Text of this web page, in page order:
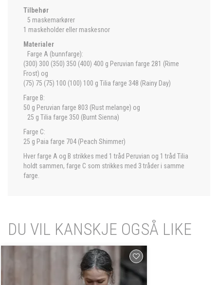
Tilbehør
5 maskemarkører
1 maskeholder eller maskesnor
Materialer
Farge A (bunnfarge):
(300) 300 (350) 350 (400) 400 g Peruvian farge 281 (Rime
Frost) og
(75) 75 (75) 100 (100) 100 g Tilia farge 348 (Rainy Day)
Farge B:
50 g Peruvian farge 803 (Rust melange) og
25 g Tilia farge 350 (Burnt Sienna)
Farge C:
25 g Paia farge 704 (Peach Shimmer)
Hver farge A og B strikkes med 1 tråd Peruvian og 1 tråd Tilia
holdt sammen, farge C som strikkes med 3 tråder i samme
farge.
DU VIL KANSKJE OGSÅ LIKE